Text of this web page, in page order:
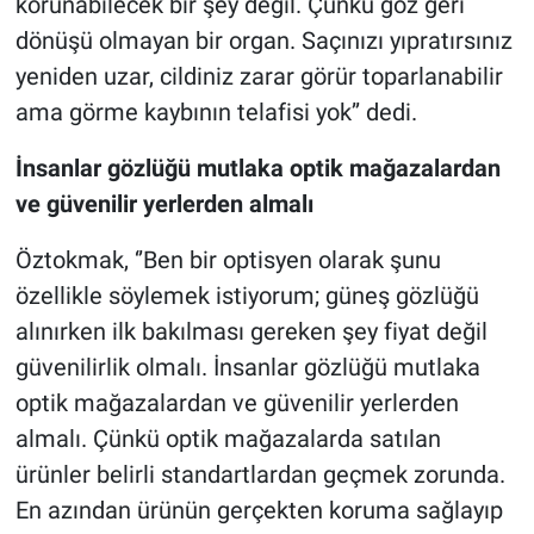
dönüşü olmayan bir organ. Saçınızı yıpratırsınız
yeniden uzar, cildiniz zarar görür toparlanabilir
ama görme kaybının telafisi yok’’ dedi.
İnsanlar gözlüğü mutlaka optik mağazalardan
ve güvenilir yerlerden almalı
Öztokmak, ‘’Ben bir optisyen olarak şunu
özellikle söylemek istiyorum; güneş gözlüğü
alınırken ilk bakılması gereken şey fiyat değil
güvenilirlik olmalı. İnsanlar gözlüğü mutlaka
optik mağazalardan ve güvenilir yerlerden
almalı. Çünkü optik mağazalarda satılan
ürünler belirli standartlardan geçmek zorunda.
En azından ürünün gerçekten koruma sağlayıp